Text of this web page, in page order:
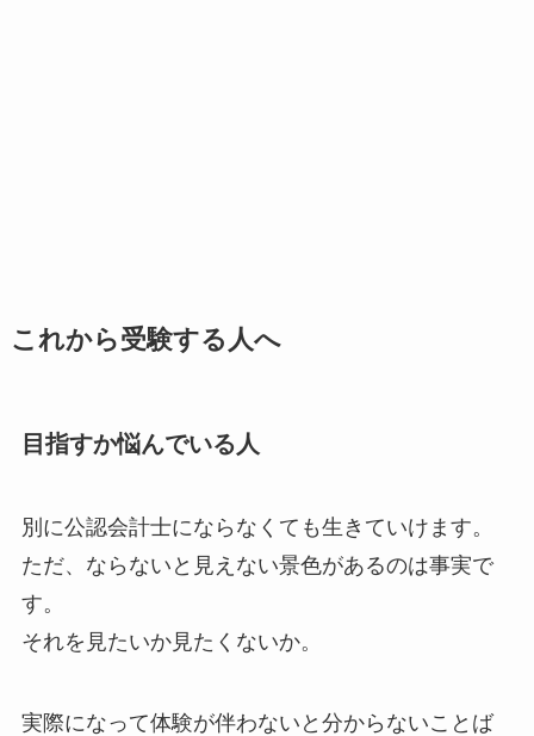
これから受験する人へ
目指すか悩んでいる人
別に公認会計士にならなくても生きていけます。
ただ、ならないと見えない景色があるのは事実で
す。
それを見たいか見たくないか。
実際になって体験が伴わないと分からないことば